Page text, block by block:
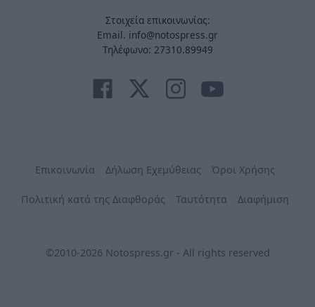
Στοιχεία επικοινωνίας:
Email. info@notospress.gr
Τηλέφωνο: 27310.89949
Επικοινωνία Δήλωση Εχεμύθειας Όροι Χρήσης
Πολιτική κατά της Διαφθοράς Ταυτότητα Διαφήμιση
©2010-2026 Notospress.gr - All rights reserved